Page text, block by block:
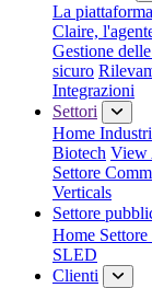
La
Claire,
Gestione
sicuro
Integrazioni
Settori
Home
Biotech View
Settore
Verticals
Settore
Home
SLED
Clienti